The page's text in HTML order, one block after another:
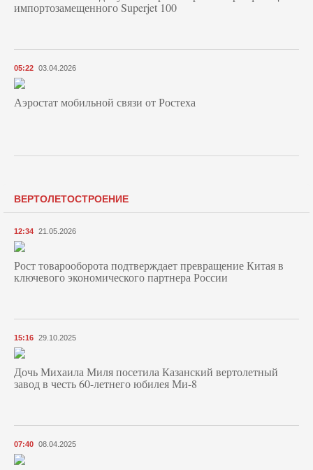
импортозамещенного Superjet 100
05:22 03.04.2026
Аэростат мобильной связи от Ростеха
ВЕРТОЛЕТОСТРОЕНИЕ
12:34 21.05.2026
Рост товарооборота подтверждает превращение Китая в
ключевого экономического партнера России
15:16 29.10.2025
Дочь Михаила Миля посетила Казанский вертолетный
завод в честь 60-летнего юбилея Ми-8
07:40 08.04.2025